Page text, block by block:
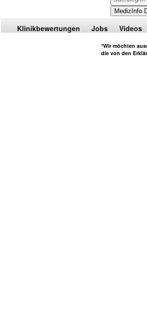
Klinikbewertungen Jobs Videos
*Wir möchten
die von den